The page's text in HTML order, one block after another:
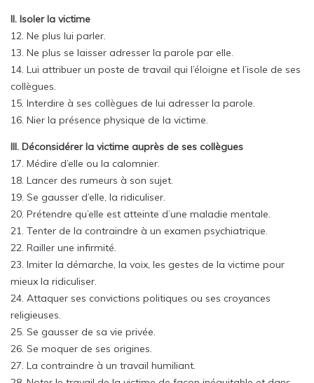
II. Isoler la victime
12. Ne plus lui parler.
13. Ne plus se laisser adresser la parole par elle.
14. Lui attribuer un poste de travail qui l’éloigne et l’isole de ses
collègues.
15. Interdire à ses collègues de lui adresser la parole.
16. Nier la présence physique de la victime.
III. Déconsidérer la victime auprès de ses collègues
17. Médire d’elle ou la calomnier.
18. Lancer des rumeurs à son sujet.
19. Se gausser d’elle, la ridiculiser.
20. Prétendre qu’elle est atteinte d’une maladie mentale.
21. Tenter de la contraindre à un examen psychiatrique.
22. Railler une infirmité.
23. Imiter la démarche, la voix, les gestes de la victime pour
mieux la ridiculiser.
24. Attaquer ses convictions politiques ou ses croyances
religieuses.
25. Se gausser de sa vie privée.
26. Se moquer de ses origines.
27. La contraindre à un travail humiliant.